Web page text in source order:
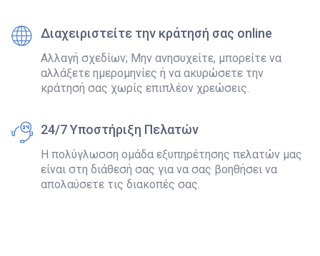
Διαχειριστείτε την κράτησή σας online
Αλλαγή σχεδίων; Μην ανησυχείτε, μπορείτε να
αλλάξετε ημερομηνίες ή να ακυρώσετε την
κράτησή σας χωρίς επιπλέον χρεώσεις.
24/7 Υποστήριξη Πελατών
Η πολύγλωσση ομάδα εξυπηρέτησης πελατών μας
είναι στη διάθεσή σας για να σας βοηθήσει να
απολαύσετε τις διακοπές σας.